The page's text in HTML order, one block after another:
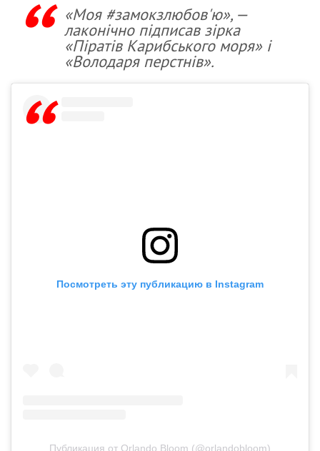
«Моя #замокзлюбов'ю», —
лаконічно підписав зірка
«Піратів Карибського моря» і
«Володаря перстнів».
Посмотреть эту публикацию в Instagram
Публикация от Orlando Bloom (@orlandobloom)